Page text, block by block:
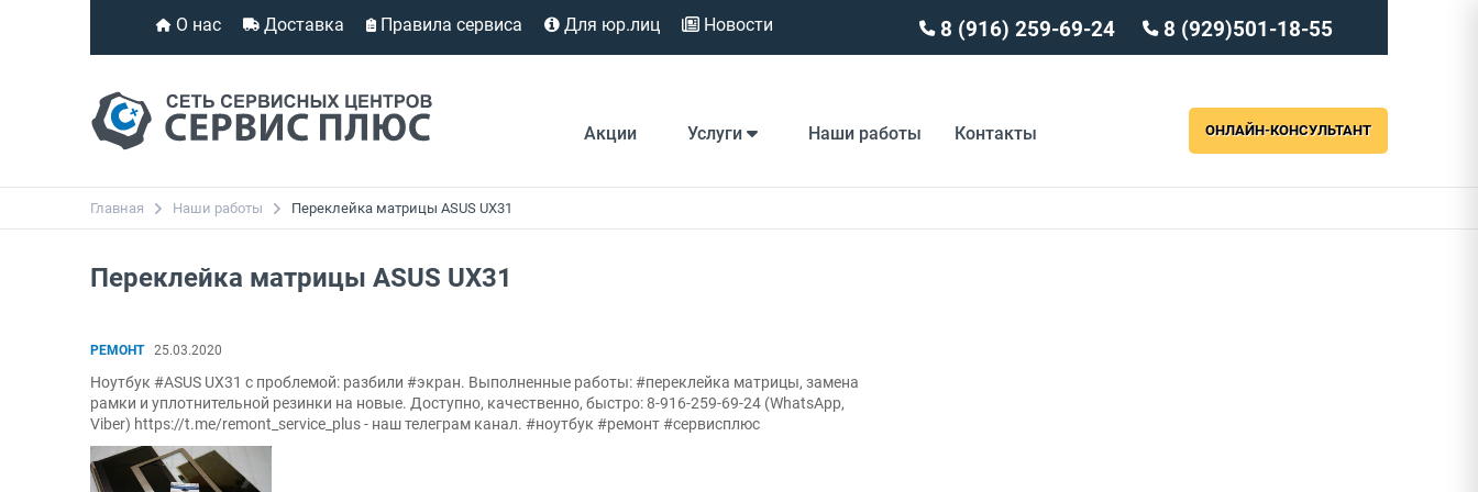
О нас Доставка Правила сервиса Для юр.лиц Новости 8 (916) 259-69-24 8 (929)501-18-55
Акции Услуги Наши работы Контакты ОНЛАЙН-КОНСУЛЬТАНТ
Главная Наши работы Переклейка матрицы ASUS UX31
Переклейка матрицы ASUS UX31
РЕМОНТ 25.03.2020
Ноутбук #ASUS UX31 с проблемой: разбили #экран. Выполненные работы: #переклейка матрицы, замена
рамки и уплотнительной резинки на новые. Доступно, качественно, быстро: 8-916-259-69-24 (WhatsApp,
Viber) https://t.me/remont_service_plus - наш телеграм канал. #ноутбук #ремонт #сервисплюс